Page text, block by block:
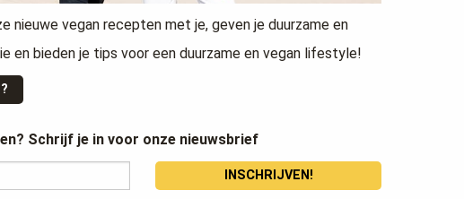
nieuwe vegan recepten met je, geven je duurzame en
en bieden je tips voor een duurzame en vegan lifestyle!
Schrijf je in voor onze nieuwsbrief
INSCHRIJVEN!